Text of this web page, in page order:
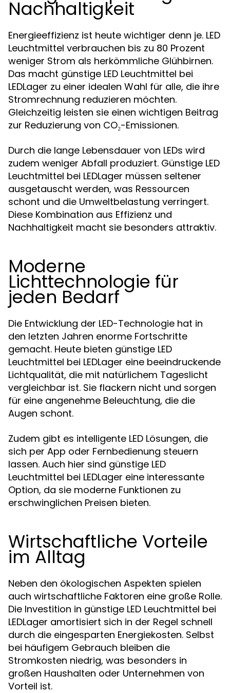
Nachhaltigkeit
Energieeffizienz ist heute wichtiger denn je. LED
Leuchtmittel verbrauchen bis zu 80 Prozent
weniger Strom als herkömmliche Glühbirnen.
Das macht günstige LED Leuchtmittel bei
LEDLager zu einer idealen Wahl für alle, die ihre
Stromrechnung reduzieren möchten.
Gleichzeitig leisten sie einen wichtigen Beitrag
zur Reduzierung von CO₂-Emissionen.
Durch die lange Lebensdauer von LEDs wird
zudem weniger Abfall produziert. Günstige LED
Leuchtmittel bei LEDLager müssen seltener
ausgetauscht werden, was Ressourcen
schont und die Umweltbelastung verringert.
Diese Kombination aus Effizienz und
Nachhaltigkeit macht sie besonders attraktiv.
Moderne
Lichttechnologie für
jeden Bedarf
Die Entwicklung der LED-Technologie hat in
den letzten Jahren enorme Fortschritte
gemacht. Heute bieten günstige LED
Leuchtmittel bei LEDLager eine beeindruckende
Lichtqualität, die mit natürlichem Tageslicht
vergleichbar ist. Sie flackern nicht und sorgen
für eine angenehme Beleuchtung, die die
Augen schont.
Zudem gibt es intelligente LED Lösungen, die
sich per App oder Fernbedienung steuern
lassen. Auch hier sind günstige LED
Leuchtmittel bei LEDLager eine interessante
Option, da sie moderne Funktionen zu
erschwinglichen Preisen bieten.
Wirtschaftliche Vorteile
im Alltag
Neben den ökologischen Aspekten spielen
auch wirtschaftliche Faktoren eine große Rolle.
Die Investition in günstige LED Leuchtmittel bei
LEDLager amortisiert sich in der Regel schnell
durch die eingesparten Energiekosten. Selbst
bei häufigem Gebrauch bleiben die
Stromkosten niedrig, was besonders in
großen Haushalten oder Unternehmen von
Vorteil ist.